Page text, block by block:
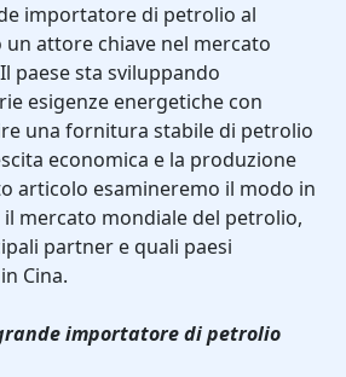
importatore di petrolio al
attore chiave nel mercato
paese sta sviluppando
esigenze energetiche con
una fornitura stabile di petrolio
economica e la produzione
articolo esamineremo il modo in
il mercato mondiale del petrolio,
partner e quali paesi
Cina.
importatore di petrolio